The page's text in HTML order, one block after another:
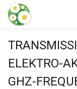
本文に飛ぶ
ELEKTRO-
GHZ-